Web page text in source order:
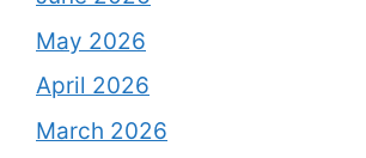
May 2026
April 2026
March 2026